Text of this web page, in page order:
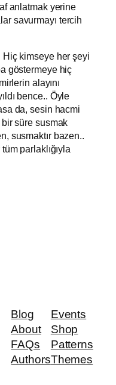
anlatmak yerine
savurmayı tercih
kimseye her şeyi
göstermeye hiç
alayını
bence.. Öyle
da, sesin hacmi
süre susmak
susmaktır bazen..
parlaklığıyla
Blog
About
FAQs
Authors
Events
Shop
Patterns
Themes